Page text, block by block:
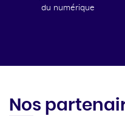
du numérique
Nos